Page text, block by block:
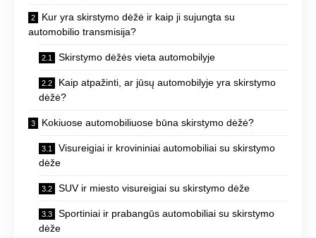
Kur yra skirstymo dėžė ir kaip ji sujungta su
automobilio transmisija?
Skirstymo dėžės vieta automobilyje
Kaip atpažinti, ar jūsų automobilyje yra skirstymo
dėžė?
Kokiuose automobiliuose būna skirstymo dėžė?
Visureigiai ir krovininiai automobiliai su skirstymo
dėže
SUV ir miesto visureigiai su skirstymo dėže
Sportiniai ir prabangūs automobiliai su skirstymo
dėže